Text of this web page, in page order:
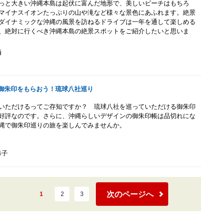
と大きい沖縄本島は起伏に富んだ地形で、美しいビーチはもちろ
イナスイオンたっぷりの山や滝など様々な景色にあふれます。絶景
イナミックな沖縄の風景を訪ねるドライブは一年を通して楽しめる
絶対に行くべき沖縄本島の絶景スポットをご紹介したいと思いま
朱印をもらおう！琉球八社巡り
ただけるってご存知ですか？ 琉球八社を巡っていただける御朱印
評なのです。さらに、沖縄らしいデザインの御朱印帳は品切れにな
御朱印巡りの旅を楽しんでみませんか。
子
1 2 3 次のページへ